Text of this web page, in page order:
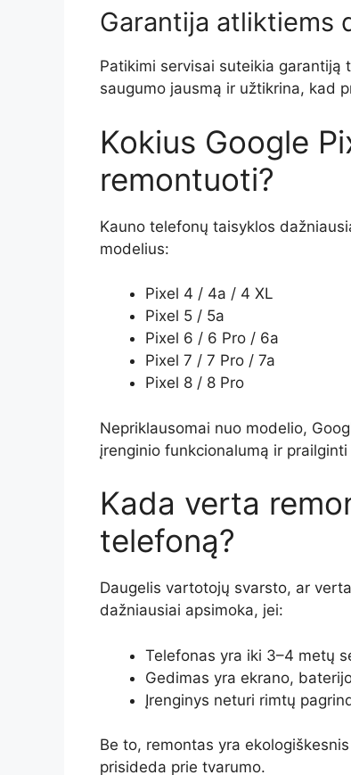
Garantija atliktiems
Patikimi servisai suteikia
saugumo jausmą ir užtikrina, kad
Kokius Google
remontuoti?
Kauno telefonų taisyklos
modelius:
Pixel 4 / 4a / 4 XL
Pixel 5 / 5a
Pixel 6 / 6 Pro / 6a
Pixel 7 / 7 Pro / 7a
Pixel 8 / 8 Pro
Nepriklausomai nuo modelio,
įrenginio funkcionalumą ir
Kada verta
telefoną?
Daugelis vartotojų svarsto, ar
dažniausiai apsimoka, jei:
Telefonas yra iki 3–4 metų
Gedimas yra ekrano,
Įrenginys neturi rimtų
Be to, remontas yra
prisideda prie tvarumo.